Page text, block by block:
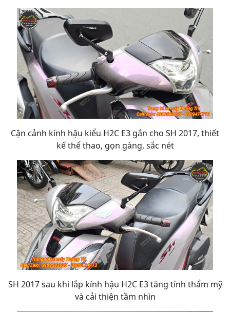
Cận cảnh kính hậu kiểu H2C E3 gắn cho SH 2017, thiết
kế thể thao, gọn gàng, sắc nét
SH 2017 sau khi lắp kính hậu H2C E3 tăng tính thẩm mỹ
và cải thiện tầm nhìn